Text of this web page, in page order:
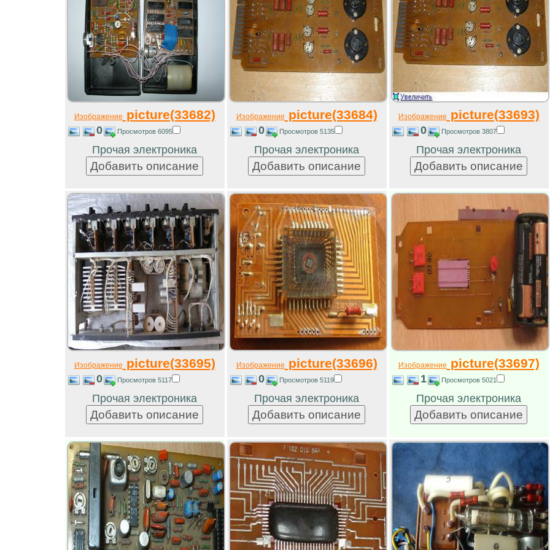
Изображение picture(33682)
0 Просмотров 6095
Прочая электроника
Изображение picture(33684)
0 Просмотров 5135
Прочая электроника
Изображение picture(33693)
0 Просмотров 3807
Прочая электроника
Изображение picture(33695)
0 Просмотров 5117
Прочая электроника
Изображение picture(33696)
0 Просмотров 5119
Прочая электроника
Изображение picture(33697)
1 Просмотров 5021
Прочая электроника